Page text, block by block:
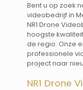
Bent u op zoek
videobedrijf in
NR1 Drone
hoogste
de regio. Onze
professionele
project naar
NR1 Drone